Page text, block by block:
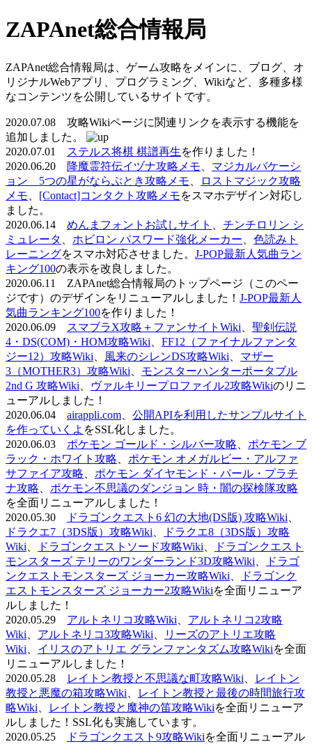
ZAPAnet総合情報局
ZAPAnet総合情報局は、ゲーム攻略をメインに、ブログ、オ
リジナルWebアプリ、プログラミング、Wikiなど、多種多様
なコンテンツを公開しているサイトです。
2020.07.08 攻略Wikiページに関連リンクを表示する機能を
追加しました。
2020.07.01
ステルス将棋 棋譜再生を作りました！
2020.06.20
降魔霊符伝イヅナ攻略メモ
マジカルバケーシ
ョン 5つの星がならぶとき攻略メモ
ロストマジック攻略
メモ
[Contact]コンタクト攻略メモをスマホデザイン対応し
ました。
2020.06.14 めんまフォントお試しサイト
チンチロリン シ
ミュレータ
ホビロン パスワード強化メーカー
色読みト
レーニングをスマホ対応させました。 J-POP最新人気曲ラン
キング100の表示を改良しました。
2020.06.11 ZAPAnet総合情報局のトップページ（このペー
ジです）のデザインをリニューアルしました！ J-POP最新人
気曲ランキング100を作りました！
2020.06.09
スマブラX攻略＋ファンサイトWiki
聖剣伝説
4・DS(COM)・HOM攻略Wiki
FF12（ファイナルファンタ
ジー12）攻略Wiki
風来のシレンDS攻略Wiki
マザー
3（MOTHER3）攻略Wiki
モンスターハンターポータブル
2nd G 攻略Wiki
ヴァルキリープロファイル2攻略Wikiのリニ
ューアルしました！
2020.06.04 airappli.com
公開APIを利用したサンプルサイト
を作っていくよ をSSL化しました。
2020.06.03 ポケモン ゴールド・シルバー攻略
ポケモン ブ
ラック・ホワイト攻略
ポケモン オメガルビー・アルファ
サファイア攻略
ポケモン ダイヤモンド・パール・プラチ
ナ攻略
ポケモン不思議のダンジョン 時・闇の探検隊攻略
を全面リニューアルしました！
2020.05.30
ドラゴンクエスト6 幻の大地(DS版) 攻略Wiki
ドラクエ7（3DS版）攻略Wiki
ドラクエ8（3DS版）攻略
Wiki
ドラゴンクエストソード攻略Wiki
ドラゴンクエスト
モンスターズ テリーのワンダーランド3D攻略Wiki
ドラゴ
ンクエストモンスターズ ジョーカー攻略Wiki
ドラゴンク
エストモンスターズ ジョーカー2攻略Wikiを全面リニューア
ルしました！
2020.05.29 アルトネリコ攻略Wiki
アルトネリコ2攻略
Wiki
アルトネリコ3攻略Wiki
リーズのアトリエ攻略
Wiki
イリスのアトリエ グランファンタズム攻略Wikiを全面
リニューアルしました！
2020.05.28
レイトン教授と不思議な町攻略Wiki
レイトン
教授と悪魔の箱攻略Wiki
レイトン教授と最後の時間旅行攻
略Wiki
レイトン教授と魔神の笛攻略Wikiを全面リニューア
ルしました！SSL化も実施しています。
2020.05.25
ドラゴンクエスト9攻略Wikiを全面リニューアル